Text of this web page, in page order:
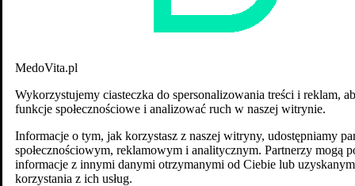
MedoVita.pl
Wykorzystujemy ciasteczka do spersonalizowania treści i reklam,
funkcje społecznościowe i analizować ruch w naszej witrynie.
Informacje o tym, jak korzystasz z naszej witryny, udostępniamy
społecznościowym, reklamowym i analitycznym. Partnerzy mogą
informacje z innymi danymi otrzymanymi od Ciebie lub
korzystania z ich usług.